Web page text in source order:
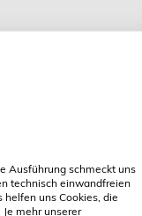
Ausführung schmeckt uns
technisch einwandfreien
uns Cookies, die
mehr unserer